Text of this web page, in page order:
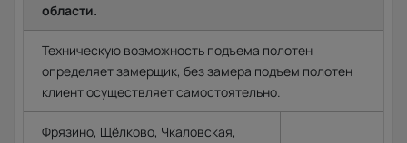
области.
Техническую возможность подъема полотен
определяет замерщик, без замера подъем полотен
клиент осуществляет самостоятельно.
Фрязино, Щёлково, Чкаловская,